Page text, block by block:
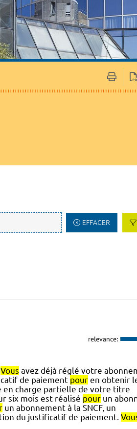
EFFACER
relevance:
Vous avez déjà réglé votre
de paiement pouren obtenir
en charge partielle de votre titre
six mois est réalisé pourun
un abonnement à la SNCF, un
du justificatif de paiement.